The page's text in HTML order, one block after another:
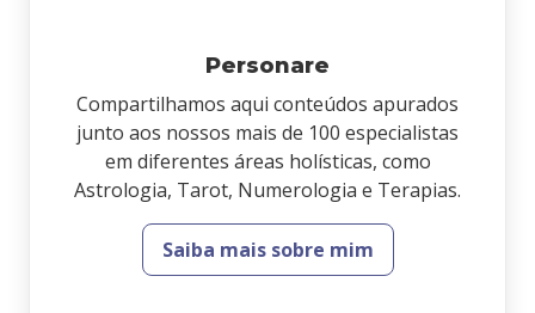
Personare
Compartilhamos aqui conteúdos apurados
junto aos nossos mais de 100 especialistas
em diferentes áreas holísticas, como
Astrologia, Tarot, Numerologia e Terapias.
Saiba mais sobre mim